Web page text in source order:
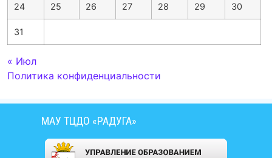
24 25 26 27 28 29 30
31
« Июл
Политика конфиденциальности
МАУ ТЦДО «РАДУГА»